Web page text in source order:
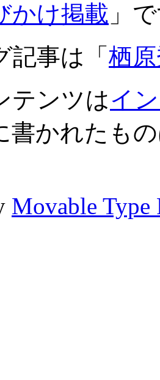
かけ掲載 」
記事は「 栖
テンツはイ
書かれたも
Movable Type